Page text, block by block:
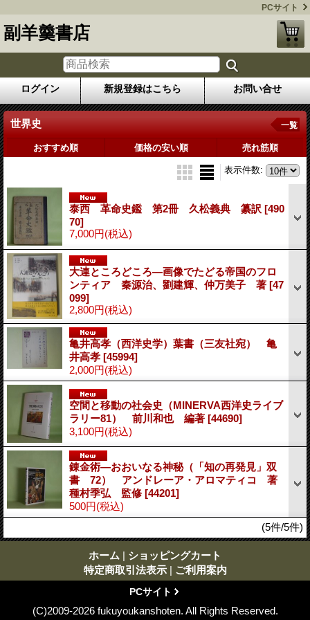
PCサイト
副羊羹書店
ログイン 新規登録はこちら お問い合せ
世界史 一覧
おすすめ順 価格の安い順 売れ筋順
表示件数:
泰西 革命史鑑 第2冊 久松義典 纂訳 [490
70]
7,000円(税込)
大連ところどころ―画像でたどる帝国のフロ
ンティア 秦源治、劉建輝、仲万美子 著 [47
099]
2,800円(税込)
亀井高孝（西洋史学）葉書（三友社宛） 亀
井高孝 [45994]
2,000円(税込)
空間と移動の社会史（MINERVA西洋史ライブ
ラリー81） 前川和也 編著 [44690]
3,100円(税込)
錬金術―おおいなる神秘（「知の再発見」双
書 72） アンドレーア・アロマティコ 著
種村季弘 監修[44201]
500円(税込)
(5件/5件)
ホーム | ショッピングカート
特定商取引法表示 | ご利用案内
PCサイト
(C)2009-2026 fukuyoukanshoten. All Rights Reserved.